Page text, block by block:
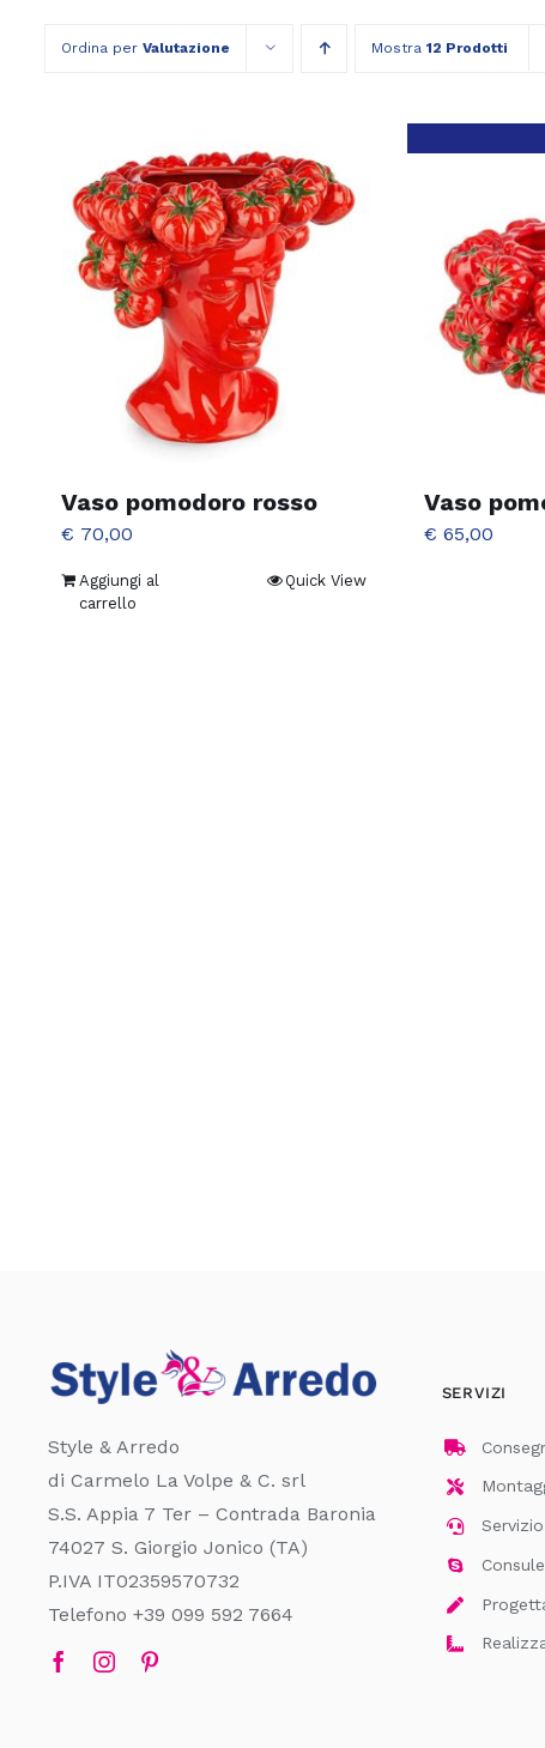
Ordina per Valutazione Mostra 12 Prodotti
Vaso pomodoro rosso
€ 70,00
Aggiungi al
carrello
Quick View
Vaso
€ 65,00
Style & Arredo
di Carmelo La Volpe & C. srl
S.S. Appia 7 Ter – Contrada Baronia
74027 S. Giorgio Jonico (TA)
P.IVA IT02359570732
Telefono +39 099 592 7664
SERVIZI